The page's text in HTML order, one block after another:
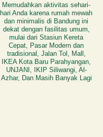
Memudahkan aktivitas sehari-
hari Anda karena rumah mewah
dan minimalis di Bandung ini
dekat dengan fasilitas umum,
mulai dari Stasiun Kereta
Cepat, Pasar Modern dan
tradisional, Jalan Tol, Mall,
IKEA Kota Baru Parahyangan,
UNJANI, IKIP Siliwangi, Al-
Azhar, Dan Masih Banyak Lagi